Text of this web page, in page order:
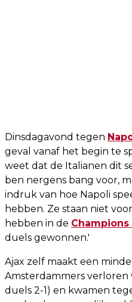
Dinsdagavond tegen
geval vanaf het begin te
weet dat de Italianen dit
ben nergens bang voor,
indruk van hoe Napoli
hebben. Ze staan niet
hebben in de Champions
duels gewonnen.'
Ajax zelf maakt een
Amsterdammers verloren
duels 2-1) en kwamen